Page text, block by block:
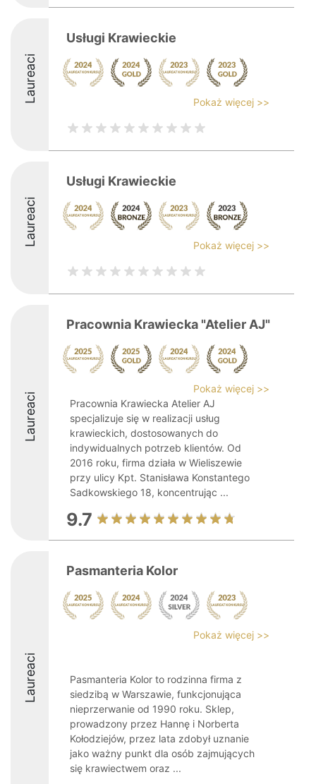
Laureaci
Usługi Krawieckie
Pokaż więcej >>
Laureaci
Usługi Krawieckie
Pokaż więcej >>
Laureaci
Pracownia Krawiecka "Atelier AJ"
Pokaż więcej >>
Pracownia Krawiecka Atelier AJ
specjalizuje się w realizacji usług
krawieckich, dostosowanych do
indywidualnych potrzeb klientów. Od
2016 roku, firma działa w Wieliszewie
przy ulicy Kpt. Stanisława Konstantego
Sadkowskiego 18, koncentrując ...
9.7
Laureaci
Pasmanteria Kolor
Pokaż więcej >>
Pasmanteria Kolor to rodzinna firma z
siedzibą w Warszawie, funkcjonująca
nieprzerwanie od 1990 roku. Sklep,
prowadzony przez Hannę i Norberta
Kołodziejów, przez lata zdobył uznanie
jako ważny punkt dla osób zajmujących
się krawiectwem oraz ...